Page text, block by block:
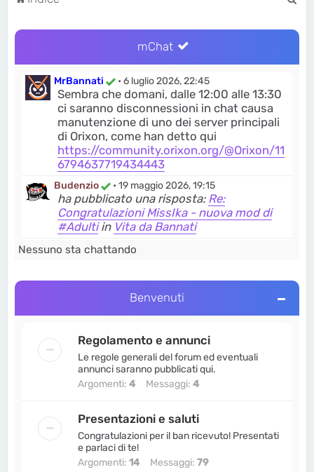
r
mChat
MrBannati •6 luglio 2026, 22:45
Sembra che domani, dalle 12:00 alle 13:30
ci saranno disconnessioni in chat causa
manutenzione di uno dei server principali
di Orixon, come han detto qui
https://community.orixon.org/@Orixon/11
6794637719434443
Budenzio •19 maggio 2026, 19:15
ha pubblicato una risposta: Re:
Congratulazioni MissIka - nuova mod di
#Adultiin Vita da Bannati
Budenzio •19 maggio 2026, 19:14
anni di Bannati.orginVita da Bannati
ha pubblicato una risposta:Re:
Congratulazioni MissIka - nuova mod di
#AdultiinVita da Bannati
MrBannati •19 maggio 2026, 16:23
Congratulazioni MissIka - nuova mod di
#Adulti in Vita da Bannati
Pelatone •7 maggio 2026, 23:52
ha pubblicato una risposta:Re: Zio Merlo
Nessuno sta chattando
Benvenuti
Regolamento e annunci
Le regole generali del forum ed eventuali
annunci saranno pubblicati qui.
Argomenti:4 Messaggi:4
Presentazioni e saluti
Congratulazioni per il ban ricevuto! Presentati
e parlaci di te!
Argomenti:14 Messaggi:79